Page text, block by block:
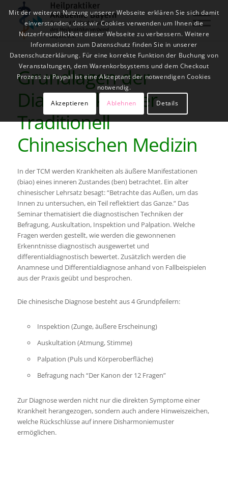
Grundlagen der
Diagnostik in der
Traditionell
Chinesischen Medizin
In der TCM werden Krankheiten als äußere Manifestationen
(biao) eines inneren Zustandes (ben) betrachtet. Ein alter
chinesischer Lehrsatz besagt: “Betrachte das Außen, um das
Innen zu untersuchen, ein Teil reflektiert das Ganze.” Das
Seminar thematisiert die diagnostischen Techniken der
Befragung, Auskultation, Inspektion und Palpation. Welche
Fragen werden gestellt, wie werden die gewonnenen
Erkenntnisse diagnostisch ausgewertet und
differentialdiagnostisch bewertet. Zusätzlich werden die
Anamnese und Differentialdiagnose anhand von Fallbeispielen
aus der Praxis geübt und besprochen.
Die chinesische Diagnose besteht aus 4 Grundpfeilern:
Inspektion (Zunge, äußere Erscheinung)
Auskultation (Atmung, Stimme)
Palpation (Puls und Körperoberfläche)
Befragung nach “Der Kanon der 12 Fragen”
Zur Diagnose werden nicht nur die direkten Symptome einer
Krankheit herangezogen, sondern auch andere Hinweiszeichen,
welche Rückschlüsse auf innere Disharmoniemuster
ermöglichen.
Mit der weiteren Nutzung unserer Webseite erklären Sie sich damit
einverstanden, dass wir Cookies verwenden um Ihnen die
Nutzerfreundlichkeit dieser Webseite zu verbessern. Weitere
Informationen zum Datenschutz finden Sie in unserer
Datenschutzerklärung. Für eine korrekte Funktion der Buchung von
Veranstaltungen, dem Warenkorbsystems und dem Checkout
Prozess zu Paypal ist eine Akzeptant der notwendigen Cookies
notwendig.
Akzeptieren
Ablehnen Details